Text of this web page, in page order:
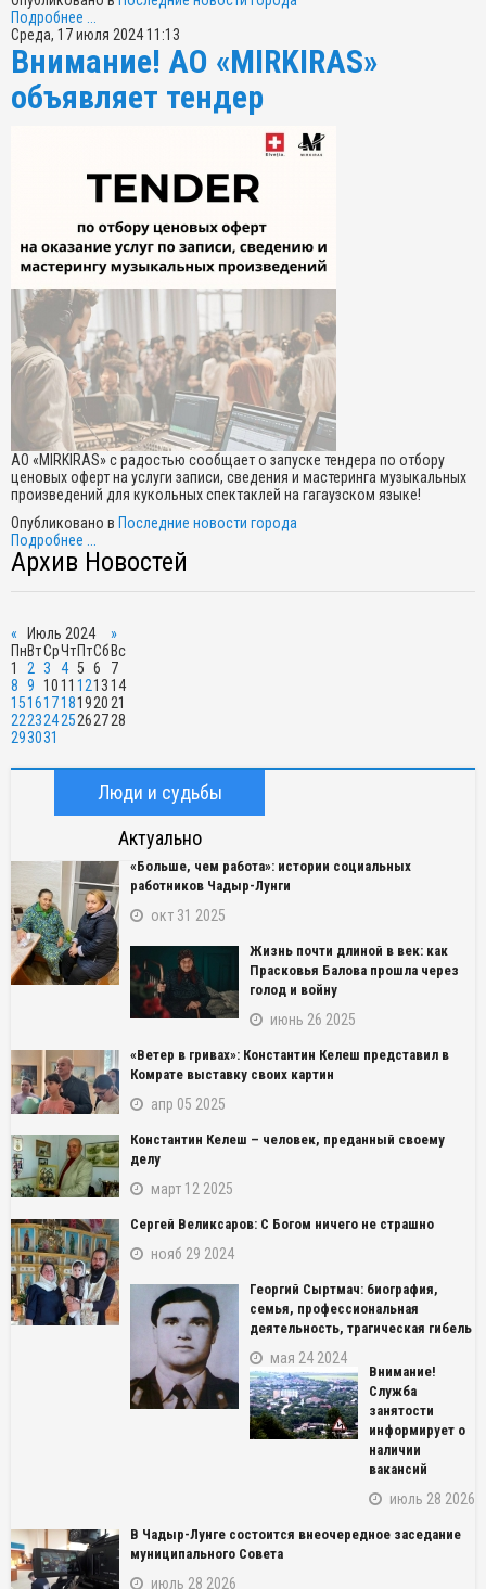
Подробнее ...
Среда, 17 июля 2024 11:13
Внимание! АО «MIRKIRAS»
объявляет тендер
АО «MIRKIRAS» с радостью сообщает о запуске тендера по отбору
ценовых оферт на услуги записи, сведения и мастеринга музыкальных
произведений для кукольных спектаклей на гагаузском языке!
Опубликовано в Последние новости города
Подробнее ...
Архив Новостей
« Июль 2024
»
ПнВтСрЧтПтСбВс
1
2 3 4 5 6
7
8 9 1011 121314
151617181920 21
22232425262728
293031
Люди и судьбы
Актуально
«Больше, чем работа»: истории социальных
работников Чадыр-Лунги
окт 31 2025
Жизнь почти длиной в век: как
Прасковья Балова прошла через
голод и войну
июнь 26 2025
«Ветер в гривах»: Константин Келеш представил в
Комрате выставку своих картин
апр 05 2025
Константин Келеш – человек, преданный своему
делу
март 12 2025
Сергей Великсаров: С Богом ничего не страшно
нояб 29 2024
Георгий Сыртмач: биография,
семья, профессиональная
деятельность, трагическая гибель
мая 24 2024
Внимание!
Служба
занятости
информирует о
наличии
вакансий
июль 28 2026
В Чадыр-Лунге состоится внеочередное заседание
муниципального Совета
июль 28 2026